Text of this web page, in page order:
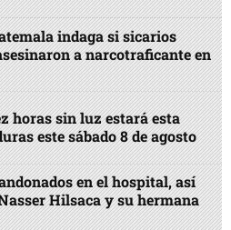
indaga si sicarios
a narcotraficante en
horas sin luz estará esta
este sábado 8 de agosto
en el hospital, así
Hilsaca y su hermana